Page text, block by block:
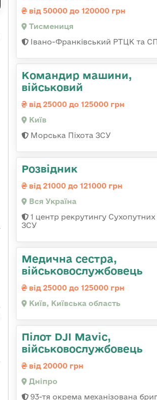
від 50000 до 120000 грн
Тисмениця
Івано-Франківський РТЦК та СП
Командир машини,
військовий
від 25000 до 125000 грн
Київ
Морська Піхота ЗСУ
Розвідник
від 21000 до 121000 грн
Вся Україна
1 центр рекрутингу Сухопутних
ЗСУ
Медична сестpа,
військовослужбовець
від 25000 до 125000 грн
Київ, Київська область
Пілот DJI Mavic,
військовослужбовець
від 20000 грн
Дніпро
93-тя окрема механізована